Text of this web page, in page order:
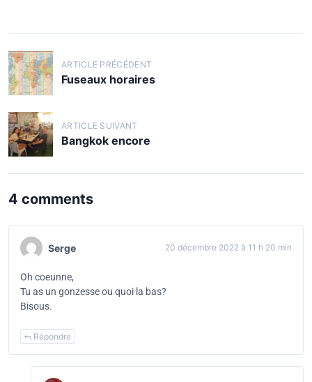
ARTICLE PRÉCÉDENT
Fuseaux horaires
ARTICLE SUIVANT
Bangkok encore
4 comments
Serge 20 décembre 2022 à 11 h 20 min
Oh coeunne,
Tu as un gonzesse ou quoi la bas?
Bisous.
Répondre